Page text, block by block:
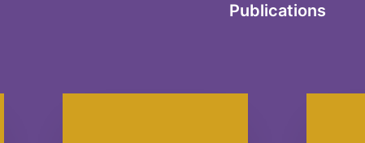
Publications